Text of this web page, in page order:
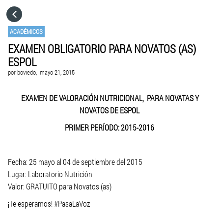
ACADÉMICOS
EXAMEN OBLIGATORIO PARA NOVATOS (AS)
ESPOL
porboviedo, mayo 21, 2015
EXAMEN DE VALORACIÓN NUTRICIONAL, PARA NOVATAS Y
NOVATOS DE ESPOL
PRIMER PERÍODO: 2015-2016
Fecha: 25 mayo al 04 de septiembre del 2015
Lugar: Laboratorio Nutrición
Valor: GRATUITO para Novatos (as)
¡Te esperamos! #PasaLaVoz
CATEGORÍAS
VISITA EL SITIO WEB